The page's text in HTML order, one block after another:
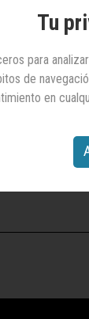
Tu
para
de
en